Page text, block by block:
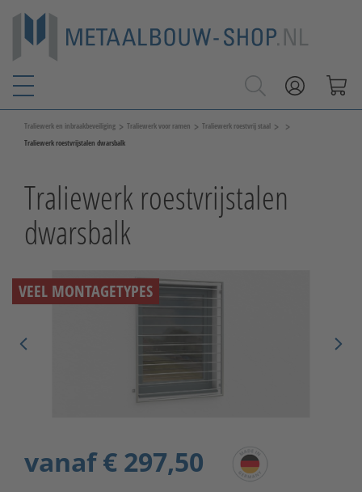
Traliewerk en inbraakbeveiliging > Traliewerk voor ramen > Traliewerk roestvrij staal > >
Traliewerk roestvrijstalen dwarsbalk
Traliewerk roestvrijstalen
dwarsbalk
VEEL MONTAGETYPES
vanaf€ 297,50